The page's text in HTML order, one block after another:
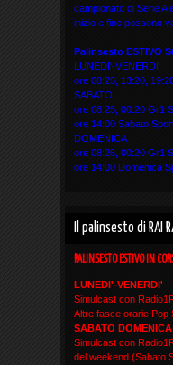
campionato di Serie A
inizio e fine possono
Palinsesto ESTIVO
LUNEDI'-VENERDI'
ore 08:25, 13:20,
SABATO
ore 08:25, 00:20 Gr1
ore 14:00 Sabato
DOMENICA
ore 08:25, 00:20 Gr1
ore 14:00 Domenica
Il palinsesto di RAI
PALINSESTO ESTIVO IN
LUNEDI'-VENERDI'
Simulcast con
Altre fasce orarie Pop
SABATO
Simulcast con
del weekend (Sabato